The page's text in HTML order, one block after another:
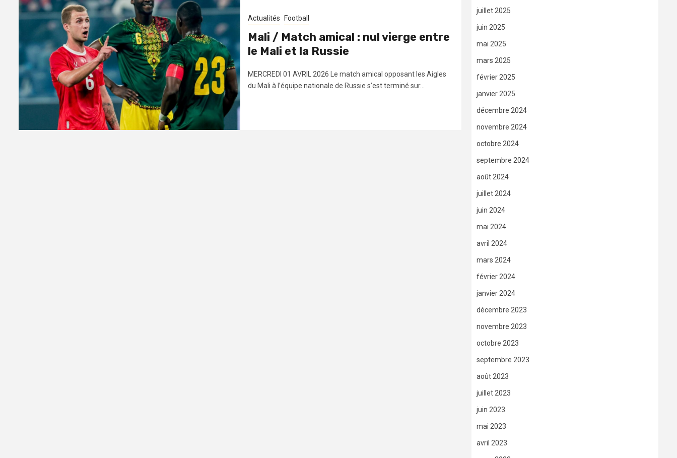
Actualités Football
Mali / Match amical : nul vierge entre
le Mali et la Russie
MERCREDI 01 AVRIL 2026 Le match amical opposant les Aigles
du Mali à l’équipe nationale de Russie s’est terminé sur...
juillet 2025
juin 2025
mai 2025
mars 2025
février 2025
janvier 2025
décembre 2024
novembre 2024
octobre 2024
septembre 2024
août 2024
juillet 2024
juin 2024
mai 2024
avril 2024
mars 2024
février 2024
janvier 2024
décembre 2023
novembre 2023
octobre 2023
septembre 2023
août 2023
juillet 2023
juin 2023
mai 2023
avril 2023